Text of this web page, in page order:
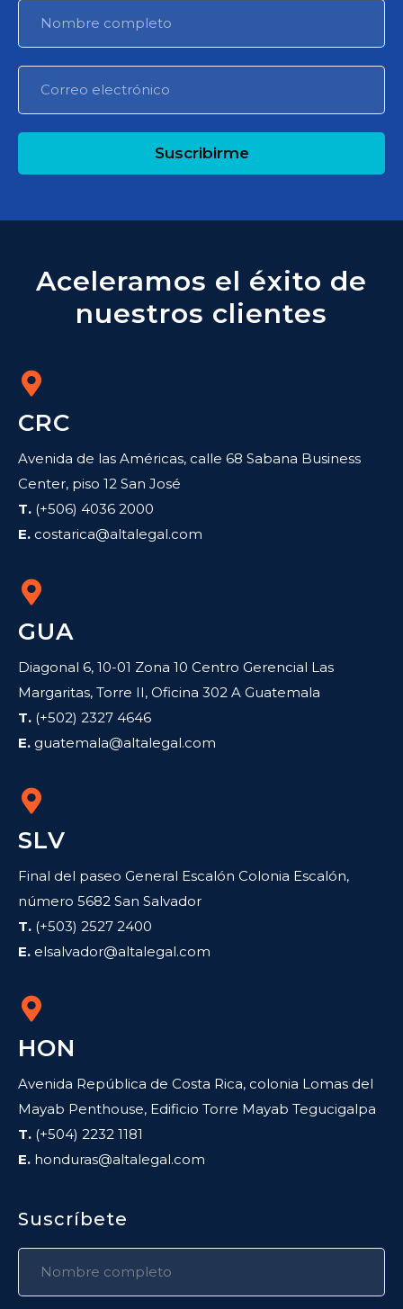
Suscribirme
Aceleramos el éxito de
nuestros clientes
CRC
Avenida de las Américas, calle 68 Sabana Business
Center, piso 12 San José
T. (+506) 4036 2000
E. costarica@altalegal.com
GUA
Diagonal 6, 10-01 Zona 10 Centro Gerencial Las
Margaritas, Torre II, Oficina 302 A Guatemala
T. (+502) 2327 4646
E. guatemala@altalegal.com
SLV
Final del paseo General Escalón Colonia Escalón,
número 5682 San Salvador
T. (+503) 2527 2400
E. elsalvador@altalegal.com
HON
Avenida República de Costa Rica, colonia Lomas del
Mayab Penthouse, Edificio Torre Mayab Tegucigalpa
T. (+504) 2232 1181
E. honduras@altalegal.com
Suscríbete